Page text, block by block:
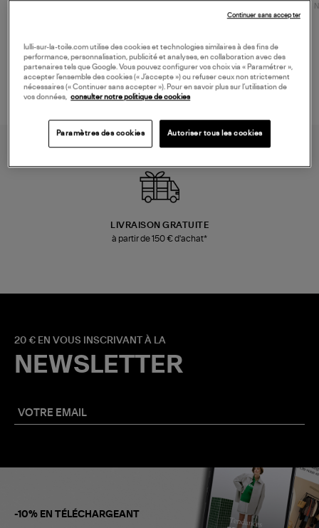
480,00 € 189,00 €
TORAL
LIVRAISON GRATUITE
à partir de 150 € d'achat*
20 € EN VOUS INSCRIVANT À LA
NEWSLETTER
-10% EN TÉLÉCHARGEANT
lulli-sur-la-toile.com utilise des cookies et technologies similaires à des fins de
performance, personnalisation, publicité et analyses, en collaboration avec des
partenaires tels que Google. Vous pouvez configurer vos choix via « Paramétrer »,
accepter l’ensemble des cookies (« J’accepte ») ou refuser ceux non strictement
nécessaires (« Continuer sans accepter »). Pour en savoir plus sur l’utilisation de
vos données, consulter notre politique de cookies
Paramètres des cookies Autoriser tous les cookies
Continuer sans accepter